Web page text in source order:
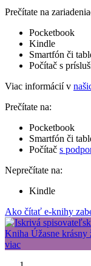
Prečítate na
Pocketbook
Kindle
Smartfón či
Počítač s
Viac informácií v
Prečítate na:
Pocketbook
Smartfón či
Počítač s
Neprečítate na:
Kindle
Ako čítať e-knihy